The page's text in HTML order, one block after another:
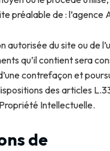
préalable de : l’agence
autorisée du site ou de
qu’il contient sera
contrefaçon et
des articles
Intellectuelle.
de